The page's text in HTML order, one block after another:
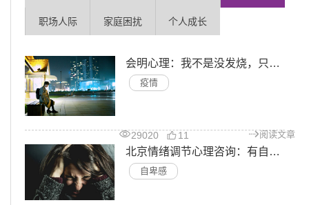
职场人际 家庭困扰 个人成长
会明心理：我不是没发烧，只是体温计坏了
疫情
29020 11 阅读文章
北京情绪调节心理咨询：有自卑心理怎么办?如何消除自卑?
自卑感